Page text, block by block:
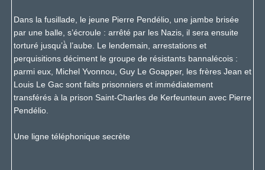
Dans la fusillade, le jeune Pierre Pendélio, une jambe brisée
par une balle, s’écroule : arrêté par les Nazis, il sera ensuite
torturé jusqu’à̀ l’aube. Le lendemain, arrestations et
perquisitions déciment le groupe de résistants bannalécois :
parmi eux, Michel Yvonnou, Guy Le Goapper, les frères Jean et
Louis Le Gac sont faits prisonniers et immédiatement
transférés à la prison Saint-Charles de Kerfeunteun avec Pierre
Pendélio.
Une ligne téléphonique secrète